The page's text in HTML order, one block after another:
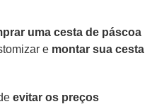
uma cesta de páscoa
e montar sua cesta
evitar os preços